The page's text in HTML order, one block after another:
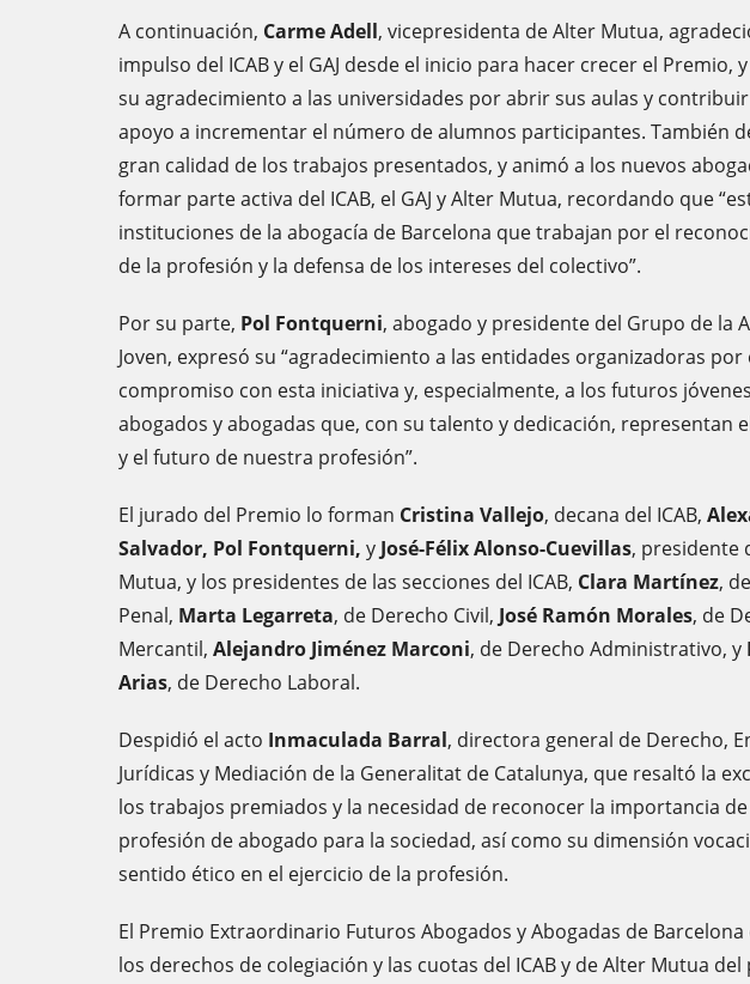
A continuación, Carme Adell, vicepresidenta de Alter Mutua,
impulso del ICAB y el GAJ desde el inicio para hacer crecer el Premio,
su agradecimiento a las universidades por abrir sus aulas y
apoyo a incrementar el número de alumnos participantes. También
gran calidad de los trabajos presentados, y animó a los nuevos
formar parte activa del ICAB, el GAJ y Alter Mutua, recordando que
instituciones de la abogacía de Barcelona que trabajan por el
de la profesión y la defensa de los intereses del colectivo”.
Por su parte, Pol Fontquerni, abogado y presidente del Grupo de la
Joven, expresó su “agradecimiento a las entidades organizadoras por
compromiso con esta iniciativa y, especialmente, a los futuros jóvenes
abogados y abogadas que, con su talento y dedicación, representan
y el futuro de nuestra profesión”.
El jurado del Premio lo forman Cristina Vallejo, decana del ICAB,
Salvador, Pol Fontquerni, y José-Félix Alonso-Cuevillas, presidente
Mutua, y los presidentes de las secciones del ICAB, Clara Martínez,
Penal, Marta Legarreta, de Derecho Civil, José Ramón Morales, de
Mercantil, Alejandro Jiménez Marconi, de Derecho Administrativo, y
Arias, de Derecho Laboral.
Despidió el acto Inmaculada Barral, directora general de Derecho,
Jurídicas y Mediación de la Generalitat de Catalunya, que resaltó la
los trabajos premiados y la necesidad de reconocer la importancia de
profesión de abogado para la sociedad, así como su dimensión
sentido ético en el ejercicio de la profesión.
El Premio Extraordinario Futuros Abogados y Abogadas de
los derechos de colegiación y las cuotas del ICAB y de Alter Mutua